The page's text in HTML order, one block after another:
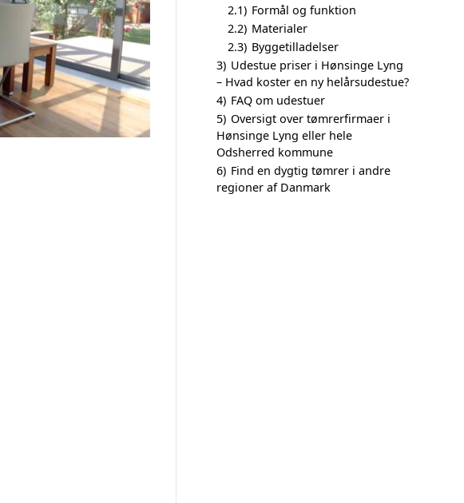
2.1) Formål og funktion
2.2) Materialer
2.3) Byggetilladelser
3) Udestue priser i Hønsinge Lyng
– Hvad koster en ny helårsudestue?
4) FAQ om udestuer
5) Oversigt over tømrerfirmaer i
Hønsinge Lyng eller hele
Odsherred kommune
6) Find en dygtig tømrer i andre
regioner af Danmark